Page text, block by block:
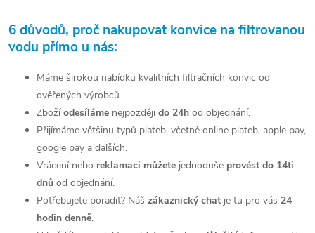
v
l
6 důvodů, proč nakupovat konvice na filtrovanou
vodu přímo u nás:
Máme širokou nabídku kvalitních filtračních konvic od
ověřených výrobců.
Zbožíodesíláme nejpozději do 24h od objednání.
Přijímáme většinu typů plateb, včetně online plateb, apple pay,
google pay a dalších.
Vrácení nebo reklamaci můžete jednoduše provést do 14ti
dnů od objednání.
Potřebujete poradit? Náš zákaznický chat je tu pro vás 24
hodin denně.